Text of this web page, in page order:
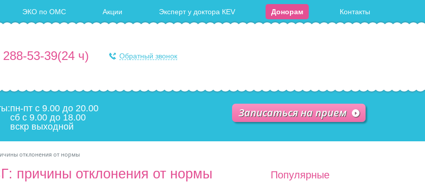
ЭКО по ОМС Акции Эксперт у доктора КЕV Донорам Контакты
53-39(24 ч) Обратный звонок
пн-пт с 9.00 до 20.00
сб с 9.00 до 18.00
вскр выходной
Записаться на прием
отклонения от нормы
причины отклонения от нормы
Популярные